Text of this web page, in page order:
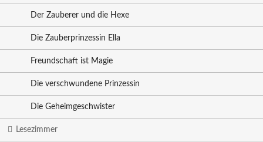
Der Zauberer und die Hexe
Die Zauberprinzessin Ella
Freundschaft ist Magie
Die verschwundene Prinzessin
Die Geheimgeschwister
Lesezimmer